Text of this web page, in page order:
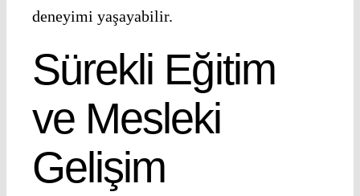
deneyimi yaşayabilir.
Sürekli Eğitim
ve Mesleki
Gelişim